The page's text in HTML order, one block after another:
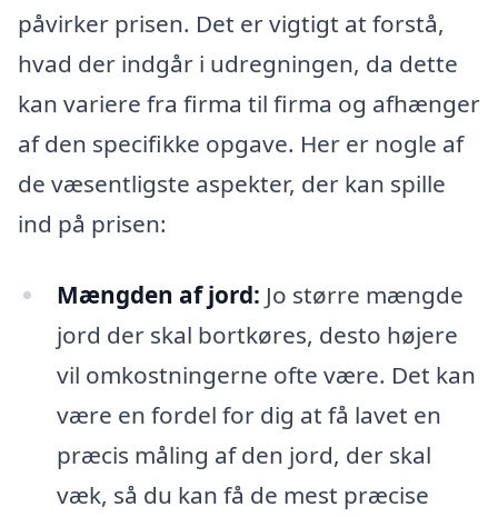
påvirker prisen. Det er vigtigt at forstå,
hvad der indgår i udregningen, da dette
kan variere fra firma til firma og afhænger
af den specifikke opgave. Her er nogle af
de væsentligste aspekter, der kan spille
ind på prisen:
Mængden af jord: Jo større mængde
jord der skal bortkøres, desto højere
vil omkostningerne ofte være. Det kan
være en fordel for dig at få lavet en
præcis måling af den jord, der skal
væk, så du kan få de mest præcise